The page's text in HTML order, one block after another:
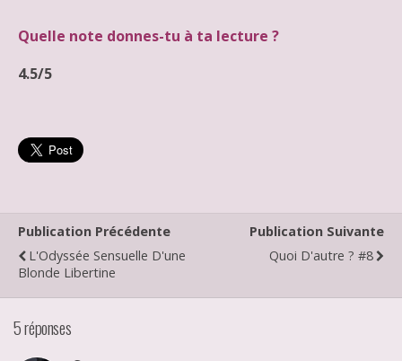
Quelle note donnes-tu à ta lecture ?
4.5/5
Publication Précédente
L'Odyssée Sensuelle D'une
Blonde Libertine
Publication Suivante
Quoi D'autre ? #8
5 réponses